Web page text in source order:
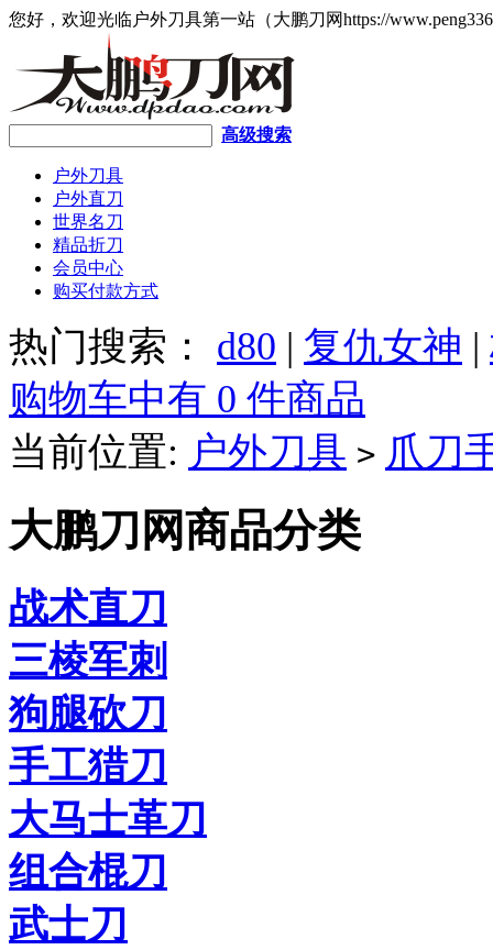
您好，欢迎光临户外刀具第一站（大鹏刀网https://
高级搜索
户外刀具
户外直刀
世界名刀
精品折刀
会员中心
购买付款方式
热门搜索： d80 | 复仇女神 |
购物车中有 0 件商品
当前位置: 户外刀具 > 爪刀
大鹏刀网商品分类
战术直刀
三棱军刺
狗腿砍刀
手工猎刀
大马士革刀
组合棍刀
武士刀